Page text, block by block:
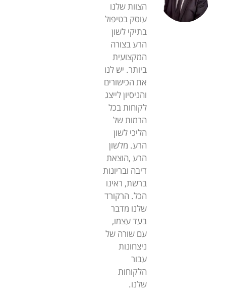
הצוות שלנו
עוסק בטיפול
בתיקי לשון
הרע בצורה
המקצועית
ביותר. יש לנו
את הכישורים
והניסיון לייצג
לקוחות בכל
הרמות של
הליכי לשון
הרע. מלשון
הרע ,הוצאת
דיבה ובריונות
ברשת, ראינו
הכל. הרקורד
שלנו מדבר
בעד עצמו,
עם שורה של
ניצחונות
עבור
הלקוחות
שלנו.